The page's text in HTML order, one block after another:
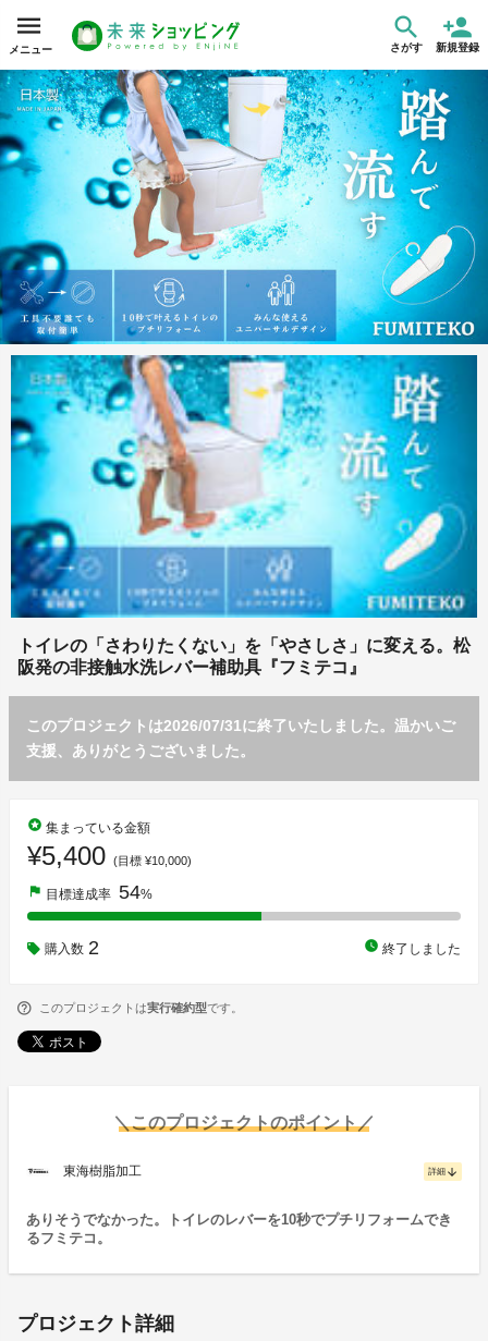
メニュー さがす 新規登録
トイレの「さわりたくない」を「やさしさ」に変える。松
阪発の非接触水洗レバー補助具『フミテコ』
このプロジェクトは2026/07/31に終了いたしました。温かいご
支援、ありがとうございました。
stars 集まっている金額
¥5,400 (目標 ¥10,000)
flag 目標達成率 54%
購入数 2 watch_later 終了しました
このプロジェクトは実行確約型です。
＼このプロジェクトのポイント／
東海樹脂加工 詳細 arrow_downward
ありそうでなかった。トイレのレバーを10秒でプチリフォームでき
るフミテコ。
プロジェクト詳細